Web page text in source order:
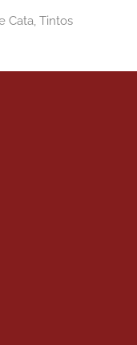
Cata, Tintos